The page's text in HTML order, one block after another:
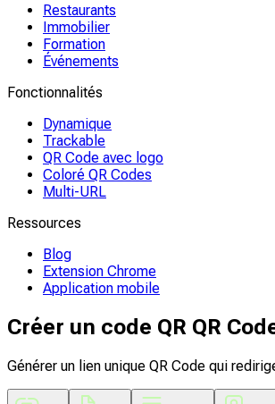
Restaurants
Immobilier
Formation
Événements
Fonctionnalités
Dynamique
Trackable
QR Code avec logo
Coloré QR Codes
Multi-URL
Ressources
Blog
Extension Chrome
Application mobile
Créer un code QR QR
Générer un lien unique QR Code qui